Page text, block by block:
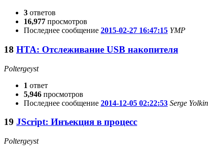
3 ответов
16,977 просмотров
Последнее сообщение 2015-02-27 16:47:15 YMP
18 HTA: Отслеживание USB накопителя
Poltergeyst
1 ответ
5,946 просмотров
Последнее сообщение 2014-12-05 02:22:53 Serge Yolkin
19 JScript: Инъекция в процесс
Poltergeyst